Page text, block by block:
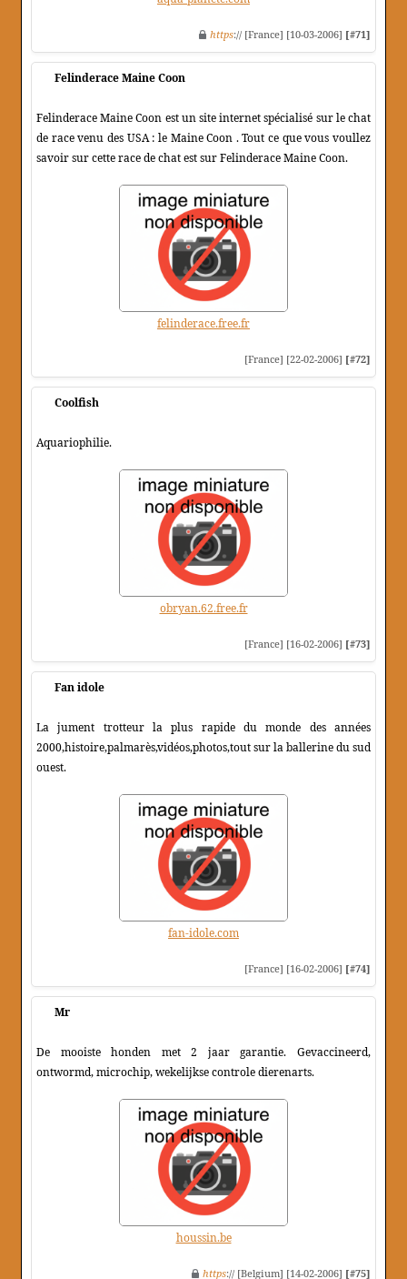
https:// [France] [10-03-2006] [#71]
Felinderace Maine Coon
Felinderace Maine Coon est un site internet spécialisé sur le chat
de race venu des USA : le Maine Coon . Tout ce que vous voullez
savoir sur cette race de chat est sur Felinderace Maine Coon.
felinderace.free.fr
[France] [22-02-2006] [#72]
Coolfish
Aquariophilie.
obryan.62.free.fr
[France] [16-02-2006] [#73]
Fan idole
La jument trotteur la plus rapide du monde des années
2000,histoire,palmarès,vidéos,photos,tout sur la ballerine du sud
ouest.
fan-idole.com
[France] [16-02-2006] [#74]
Mr
De mooiste honden met 2 jaar garantie. Gevaccineerd,
ontwormd, microchip, wekelijkse controle dierenarts.
houssin.be
https:// [Belgium] [14-02-2006] [#75]